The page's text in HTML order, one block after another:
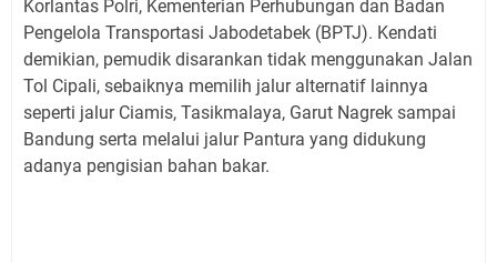
Korlantas Polri, Kementerian Perhubungan dan Badan
Pengelola Transportasi Jabodetabek (BPTJ). Kendati
demikian, pemudik disarankan tidak menggunakan Jalan
Tol Cipali, sebaiknya memilih jalur alternatif lainnya
seperti jalur Ciamis, Tasikmalaya, Garut Nagrek sampai
Bandung serta melalui jalur Pantura yang didukung
adanya pengisian bahan bakar.